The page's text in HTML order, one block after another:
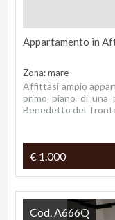
Appartamento in
Zona: mare
Affittasi ampio
primo piano di una
Benedetto del
€ 1.000
Cod. A666Q